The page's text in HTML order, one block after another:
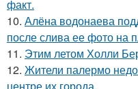
факт.
10. Алёна водонаева
после слива ее фото на
11. Этим летом Холли
12. Жители палермо